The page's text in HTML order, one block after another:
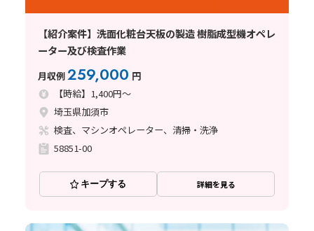
【紹介案件】洗面化粧台天板の製造 樹脂成型機オペレ
ーター及び検査作業
月収例259,000 円
【時給】1,400円～
埼玉県加須市
検査、マシンオペレーター、清掃・洗浄
58851-00
キープする 詳細を見る